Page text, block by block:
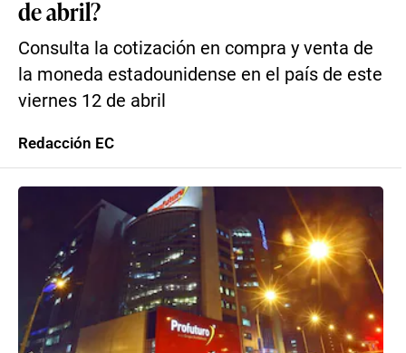
de abril?
Consulta la cotización en compra y venta de
la moneda estadounidense en el país de este
viernes 12 de abril
Redacción EC